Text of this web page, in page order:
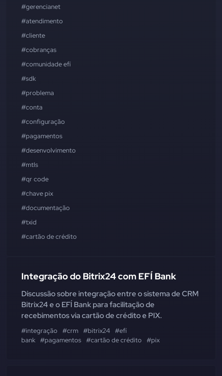
#gerencianet
#atendimento
#cliente
#cobranças
#comunidade efí
#sdk
#problema
#conta
#configuração
#pagamentos
#desenvolvimento
#mtls
#qr code
#chave pix
#documentação
#txid
#cartão de crédito
Integração do Bitrix24 com EFÍ Bank
Discussão sobre integração entre o sistema de CRM
Bitrix24 e o EFÍ Bank para facilitação de
recebimentos via cartão de crédito e PIX.
#integração #crm #bitrix24 #efí
bank #pagamentos #cartão de crédito #pix